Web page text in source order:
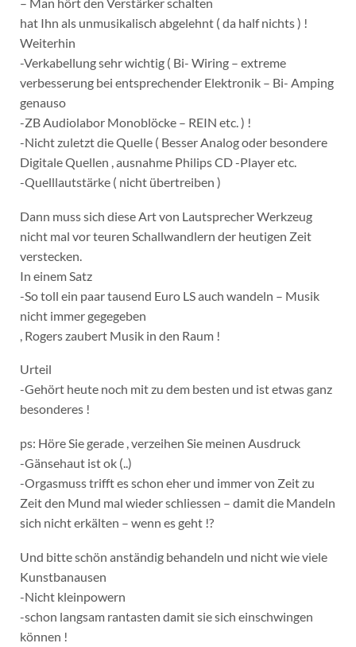
hat Ihn als unmusikalisch abgelehnt ( da half nichts ) !
Weiterhin
-Verkabellung sehr wichtig ( Bi- Wiring – extreme
verbesserung bei entsprechender Elektronik – Bi- Amping
genauso
-ZB Audiolabor Monoblöcke – REIN etc. ) !
-Nicht zuletzt die Quelle ( Besser Analog oder besondere
Digitale Quellen , ausnahme Philips CD -Player etc.
-Quelllautstärke ( nicht übertreiben )
Dann muss sich diese Art von Lautsprecher Werkzeug
nicht mal vor teuren Schallwandlern der heutigen Zeit
verstecken.
In einem Satz
-So toll ein paar tausend Euro LS auch wandeln – Musik
nicht immer gegegeben
, Rogers zaubert Musik in den Raum !
Urteil
-Gehört heute noch mit zu dem besten und ist etwas ganz
besonderes !
ps: Höre Sie gerade , verzeihen Sie meinen Ausdruck
-Gänsehaut ist ok (..)
-Orgasmuss trifft es schon eher und immer von Zeit zu
Zeit den Mund mal wieder schliessen – damit die Mandeln
sich nicht erkälten – wenn es geht !?
Und bitte schön anständig behandeln und nicht wie viele
Kunstbanausen
-Nicht kleinpowern
-schon langsam rantasten damit sie sich einschwingen
können !